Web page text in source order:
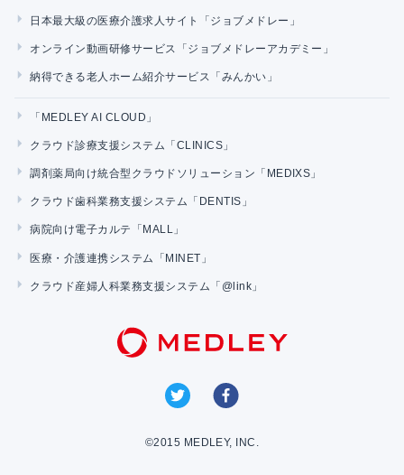
日本最大級の医療介護求人サイト「ジョブメドレー」
オンライン動画研修サービス「ジョブメドレーアカデミー」
納得できる老人ホーム紹介サービス「みんかい」
「MEDLEY AI CLOUD」
クラウド診療支援システム「CLINICS」
調剤薬局向け統合型クラウドソリューション「MEDIXS」
クラウド歯科業務支援システム「DENTIS」
病院向け電子カルテ「MALL」
医療・介護連携システム「MINET」
クラウド産婦人科業務支援システム「@link」
©2015 MEDLEY, INC.